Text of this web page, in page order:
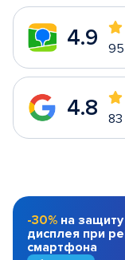
4.9 95
4.8 83
-30% на защиту
дисплея при
смартфона